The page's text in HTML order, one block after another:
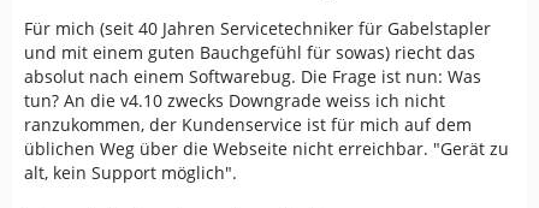
Für mich (seit 40 Jahren Servicetechniker für Gabelstapler
und mit einem guten Bauchgefühl für sowas) riecht das
absolut nach einem Softwarebug. Die Frage ist nun: Was
tun? An die v4.10 zwecks Downgrade weiss ich nicht
ranzukommen, der Kundenservice ist für mich auf dem
üblichen Weg über die Webseite nicht erreichbar. "Gerät zu
alt, kein Support möglich".